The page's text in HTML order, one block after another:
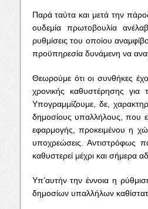
Παρά ταύτα και μετά την
ουδεμία πρωτοβουλία
ρυθμίσεις του οποίου
προϋπηρεσία δυνάμενη να
Θεωρούμε ότι οι συνθήκες
χρονικής καθυστέρησης
Υπογραμμίζουμε, δε,
δημοσίους υπαλλήλους, που
εφαρμογής, προκειμένου η
υποχρεώσεις. Αντιστρόφως
καθυστερεί μέχρι και σήμερα
Υπ’αυτήν την έννοια η
δημοσίων υπαλλήλων